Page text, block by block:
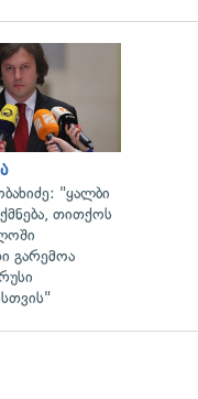
"ყალბი
თითქოს
გარემოა